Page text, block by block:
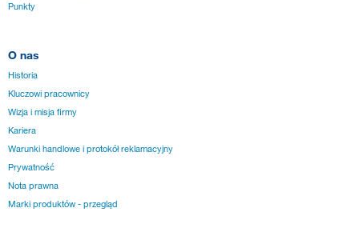
Punkty
O nas
Historia
Kluczowi pracownicy
Wizja i misja firmy
Kariera
Warunki handlowe i protokół reklamacyjny
Prywatność
Nota prawna
Marki produktów - przegląd